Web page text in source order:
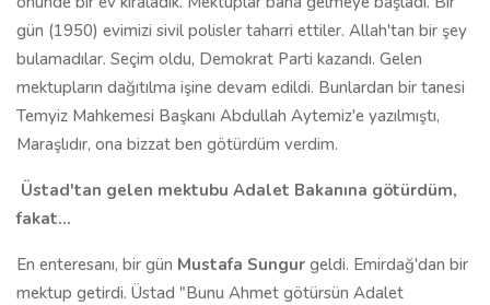
gün (1950) evimizi sivil polisler taharri ettiler. Allah'tan bir şey
bulamadılar. Seçim oldu, Demokrat Parti kazandı. Gelen
mektupların dağıtılma işine devam edildi. Bunlardan bir tanesi
Temyiz Mahkemesi Başkanı Abdullah Aytemiz'e yazılmıştı,
Maraşlıdır, ona bizzat ben götürdüm verdim.
Üstad'tan gelen mektubu Adalet Bakanına götürdüm,
fakat…
En enteresanı, bir gün Mustafa Sungur geldi. Emirdağ'dan bir
mektup getirdi. Üstad "Bunu Ahmet götürsün Adalet